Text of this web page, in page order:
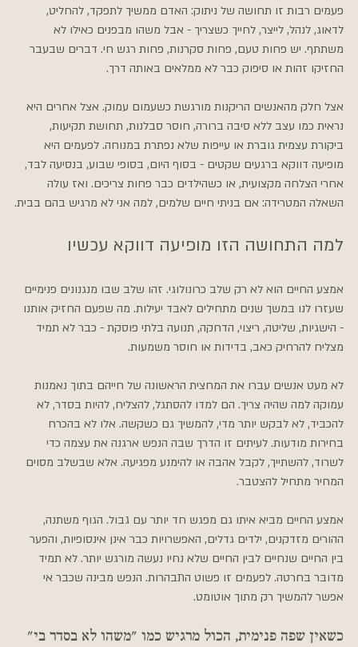
פעמים רבות זו תחושה של ניתוק: האדם ממשיך לתפקד, להחליט,
לדאוג, לנהל, לייצר, לחייך כשצריך - אבל משהו מבפנים כאילו לא
משתתף. יש פחות טעם, פחות סקרנות, פחות רגש חי. דברים שבעבר
החזיקו זהות או סיפוק כבר לא ממלאים באותה דרך.
אצל חלק מהאנשים הריקנות מורגשת כשעמום עמוק. אצל אחרים היא
נראית כמו עצב ללא סיבה ברורה, חוסר סבלנות, תחושת תקיעות,
ביקורת עצמית גוברת או עייפות שלא נפתרת במנוחה. לפעמים היא
מופיעה דווקא ברגעים שקטים - בסוף היום, בסופי שבוע, בנסיעה לבד,
אחרי הצלחה מקצועית, או כשהילדים כבר פחות צריכים. ואז עולה
השאלה המטרידה: אם בניתי חיים שלמים, למה אני לא מרגיש בהם בבית.
למה התחושה הזו מופיעה דווקא עכשיו
אמצע החיים הוא לא רק שלב כרונולוגי. זהו שלב שבו מנגנונים פנימיים
שעזרו לנו במשך שנים מתחילים לאבד יעילות. מה שפעם החזיק אותנו
- הישגיות, שליטה, ריצוי, הדחקה, תנועה בלתי פוסקת - כבר לא תמיד
מצליח להרחיק כאב, בדידות או חוסר משמעות.
לא מעט אנשים עברו את המחצית הראשונה של חייהם בתוך נאמנות
עמוקה למה שהיה צריך. הם למדו להסתגל, להצליח, להיות בסדר, לא
להכביד, לא לבקש יותר מדי, להמשיך גם כשקשה. אלו לא בהכרח
בחירות מודעות. לעיתים זו הדרך שבה הנפש ארגנה את עצמה כדי
לשרוד, להשתייך, לקבל אהבה או להימנע מפגיעה. אלא שבשלב מסוים
המחיר מתחיל להצטבר.
אמצע החיים מביא איתו גם מפגש חד יותר עם גבול. הגוף משתנה,
ההורים מזדקנים, ילדים גדלים, האפשרויות כבר אינן אינסופיות, והפער
בין החיים שנחיים לבין החיים שלא נחיו נעשה מורגש יותר. לא תמיד
מדובר בחרטה. לפעמים זו פשוט התבהרות. הנפש מבינה שכבר אי
אפשר להמשיך רק מתוך אוטומט.
כשאין שפה פנימית, הכול מרגיש כמו "משהו לא בסדר בי"